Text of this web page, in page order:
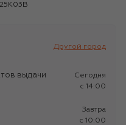
Другой город
выдачи
Сегодня
c 14:00
Завтра
c 10:00